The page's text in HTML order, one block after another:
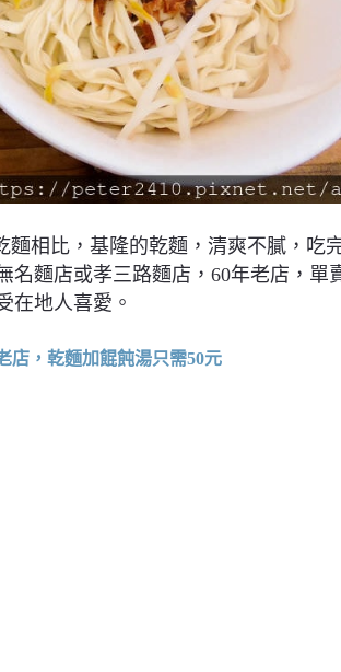
相比，基隆的乾麵，清爽不膩，吃
名麵店或孝三路麵店，60年老店，單
在地人喜愛。
店，乾麵加餛飩湯只需50元